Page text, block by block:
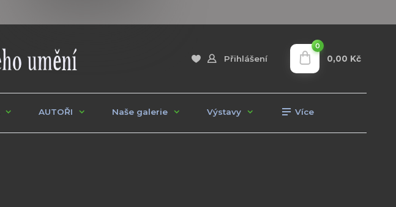
Přihlášení
0
0,00 Kč
AUTOŘI Naše galerie Výstavy Více